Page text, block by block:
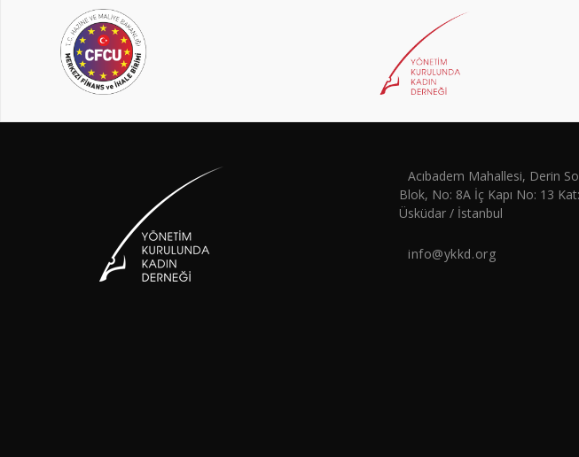
Acıbadem Mahallesi, Derin
Blok, No: 8A İç Kapı No: 13
Üsküdar / İstanbul
info@ykkd.org